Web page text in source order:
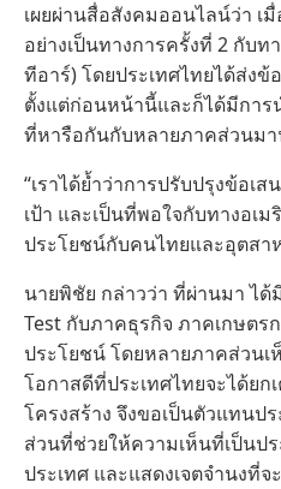
เผยผ่านสื่อสังคมออนไลน์ว่า
อย่างเป็นทางการครั้งที่ 2 กับท
ทีอาร์) โดยประเทศไทยได้ส่งข้
ตั้งแต่ก่อนหน้านี้และก็ได้มีการ
ที่หารือกันกับหลายภาคส่วนมา
“เราได้ย้ำว่าการปรับปรุงข้อเส
เป้า และเป็นที่พอใจกับทางอเ
ประโยชน์กับคนไทยและอุตสา
นายพิชัย กล่าวว่า ที่ผ่านมา ไ
Test กับภาคธุรกิจ ภาคเกษตร
ประโยชน์ โดยหลายภาคส่วนเ
โอกาสดีที่ประเทศไทยจะได้ยก
โครงสร้าง จึงขอเป็นตัวแทน
ส่วนที่ช่วยให้ความเห็นที่เป็นป
ประเทศ และแสดงเจตจำนงที่